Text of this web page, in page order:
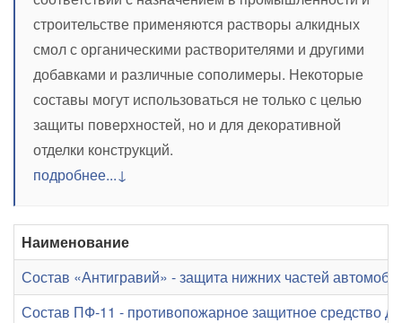
строительстве применяются растворы алкидных
смол с органическими растворителями и другими
добавками и различные сополимеры. Некоторые
составы могут использоваться не только с целью
защиты поверхностей, но и для декоративной
отделки конструкций.
подробнее...↓
Наименование
Состав «Антигравий» - защита нижних частей
Состав ПФ-11 - противопожарное защитное средство